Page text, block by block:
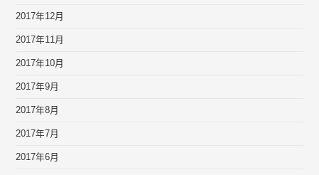
2017年12月
2017年11月
2017年10月
2017年9月
2017年8月
2017年7月
2017年6月